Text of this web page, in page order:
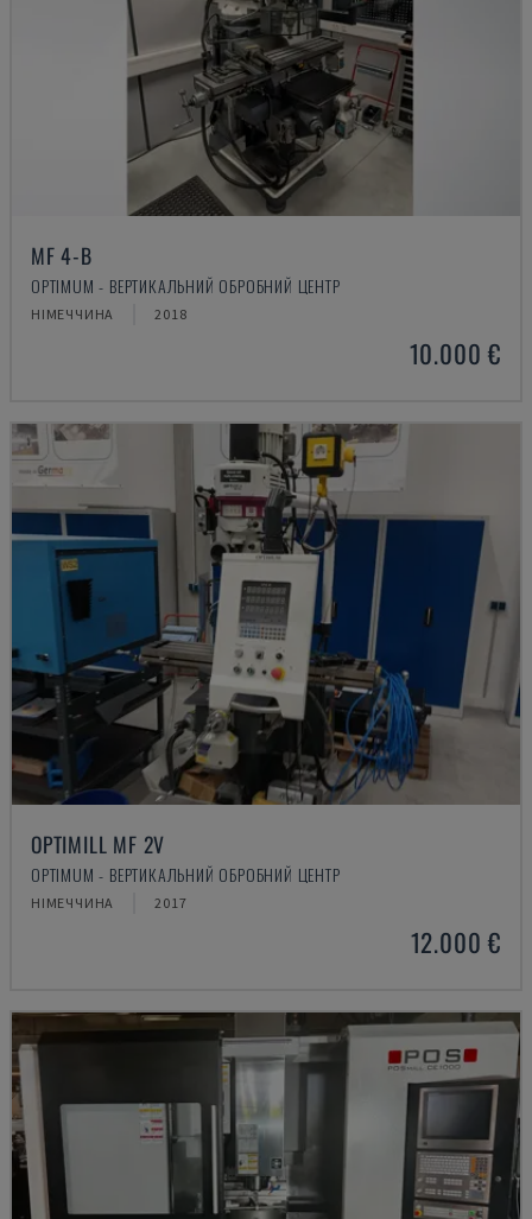
MF 4-B
OPTIMUM - ВЕРТИКАЛЬНИЙ ОБРОБНИЙ ЦЕНТР
НІМЕЧЧИНА 2018
10.000 €
OPTIMILL MF 2V
OPTIMUM - ВЕРТИКАЛЬНИЙ ОБРОБНИЙ ЦЕНТР
НІМЕЧЧИНА 2017
12.000 €